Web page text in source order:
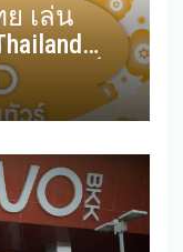
เล่น
บอร์ด
26